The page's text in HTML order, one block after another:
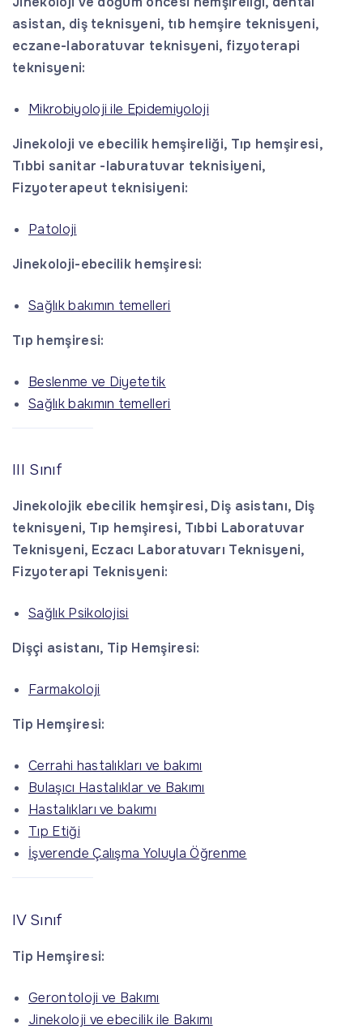
asistan, diş teknisyeni, tıb hemşire teknisyeni,
eczane-laboratuvar teknisyeni, fizyoterapi
teknisyeni:
Mikrobiyoloji ile Epidemiyoloji
Jinekoloji ve ebecilik hemşireliği, Tıp hemşiresi,
Tıbbi sanitar -laburatuvar teknisiyeni,
Fizyoterapeut teknisiyeni:
Patoloji
Jinekoloji-ebecilik hemşiresi:
Sağlık bakımın temelleri
Tıp hemşiresi:
Beslenme ve Diyetetik
Sağlık bakımın temelleri
III Sınıf
Jinekolojik ebecilik hemşiresi, Diş asistanı, Diş
teknisyeni, Tıp hemşiresi, Tıbbi Laboratuvar
Teknisyeni, Eczacı Laboratuvarı Teknisyeni,
Fizyoterapi Teknisyeni:
Sağlık Psikolojisi
Dişçi asistanı, Tip Hemşiresi:
Farmakoloji
Tip Hemşiresi:
Cerrahi hastalıkları ve bakımı
Bulaşıcı Hastalıklar ve Bakımı
Hastalıkları ve bakımı
Tıp Etiği
İşverende Çalışma Yoluyla Öğrenme
IV Sınıf
Tip Hemşiresi:
Gerontoloji ve Bakımı
Jinekoloji ve ebecilik ile Bakımı